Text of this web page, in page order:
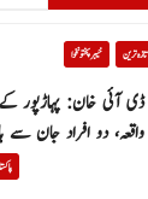
تازہ ترین خیبر پختونخوا
ڈی آئی خان: پہاڑپور
واقعہ، دو افراد جان سے